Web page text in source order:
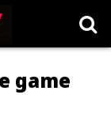
game